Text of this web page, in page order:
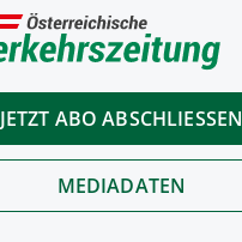
JETZT ABO ABSCHLIESSEN
MEDIADATEN